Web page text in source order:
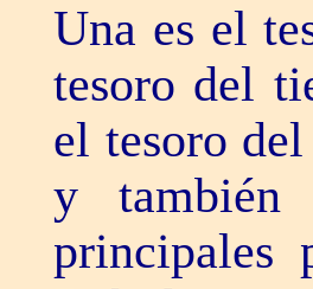
Una es el
tesoro del
el tesoro
y también
principales